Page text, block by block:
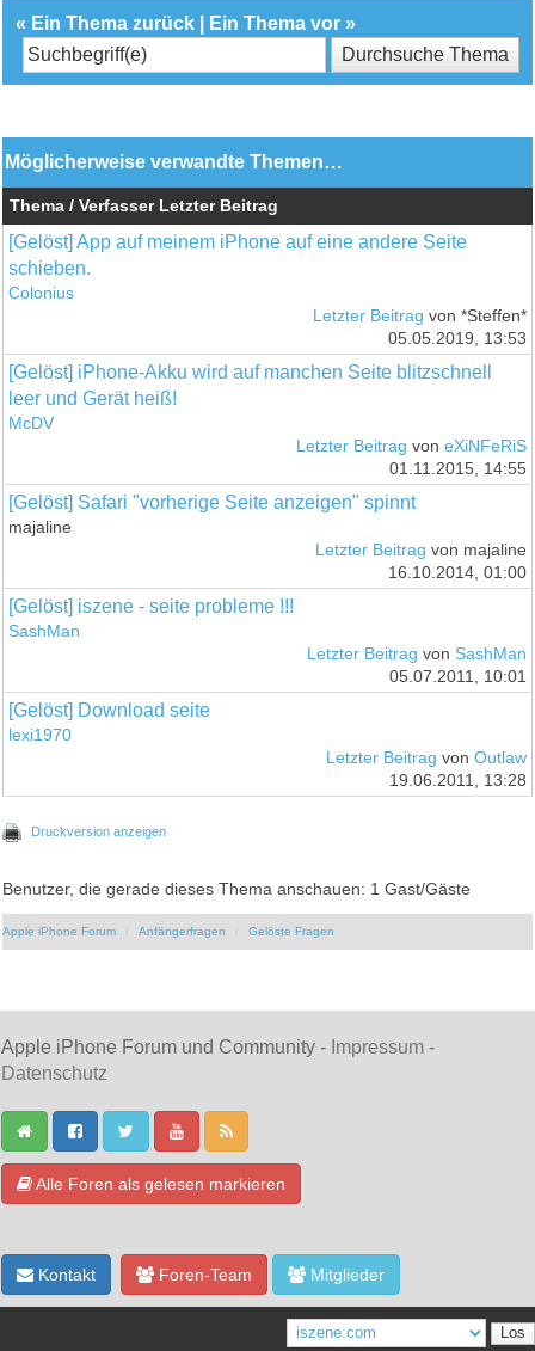
« Ein Thema zurück Ein Thema vor »
Möglicherweise verwandte Themen…
Thema / Verfasser Letzter Beitrag
[Gelöst] App auf meinem iPhone auf eine andere Seite
schieben.
Colonius
Letzter Beitrag von *Steffen*
05.05.2019, 13:53
[Gelöst] iPhone-Akku wird auf manchen Seite blitzschnell
leer und Gerät heiß!
McDV
Letzter Beitrag von eXiNFeRiS
01.11.2015, 14:55
[Gelöst] Safari "vorherige Seite anzeigen" spinnt
majaline
Letzter Beitrag von majaline
16.10.2014, 01:00
[Gelöst] iszene - seite probleme !!!
SashMan
Letzter Beitrag von SashMan
05.07.2011, 10:01
[Gelöst] Download seite
lexi1970
Letzter Beitrag von Outlaw
19.06.2011, 13:28
Druckversion anzeigen
Benutzer, die gerade dieses Thema anschauen: 1 Gast/Gäste
Apple iPhone Forum Anfängerfragen Gelöste Fragen
Apple iPhone Forum und Community - Impressum -
Datenschutz
Alle Foren als gelesen markieren
Kontakt Foren-Team Mitglieder